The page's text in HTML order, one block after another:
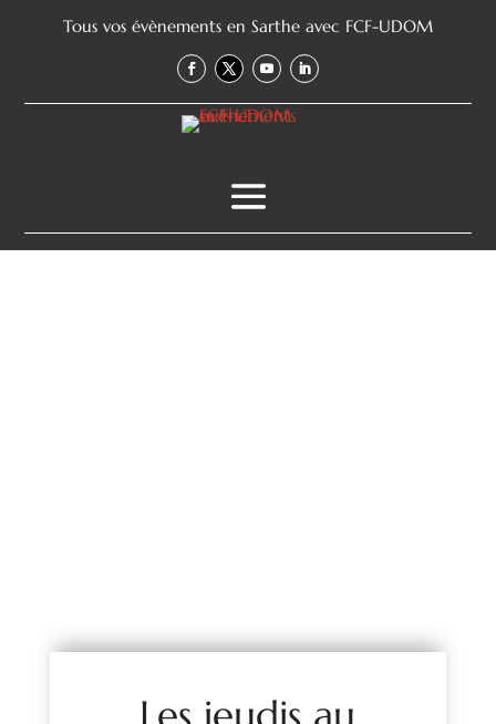
Tous vos évènements en Sarthe avec FCF-UDOM